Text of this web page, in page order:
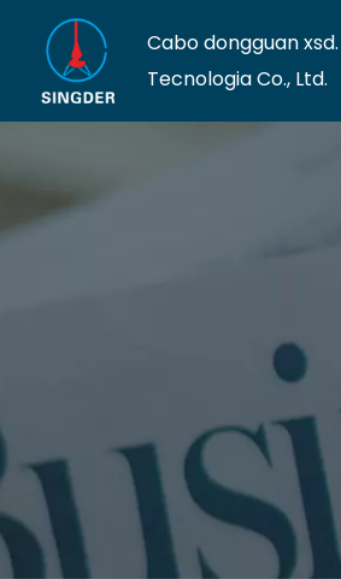
Cabo dongguan xsd.
Tecnologia Co., Ltd.